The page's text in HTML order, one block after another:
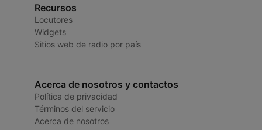
Recursos
Locutores
Widgets
Sitios web de radio por país
Acerca de nosotros y contactos
Política de privacidad
Términos del servicio
Acerca de nosotros